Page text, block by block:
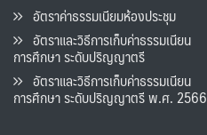
อัตราค่าธรรมเนียมห้องประชุม
อัตราและวิธีการเก็บค่าธรรมเนียน
การศึกษา ระดับปริญญาตรี
อัตราและวิธีการเก็บค่าธรรมเนียน
การศึกษา ระดับปริญญาตรี พ.ศ. 2566